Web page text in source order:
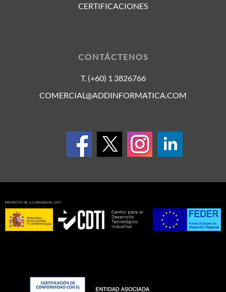
CERTIFICACIONES
CONTÁCTENOS
T. (+60) 1 3826766
COMERCIAL@ADDINFORMATICA.COM